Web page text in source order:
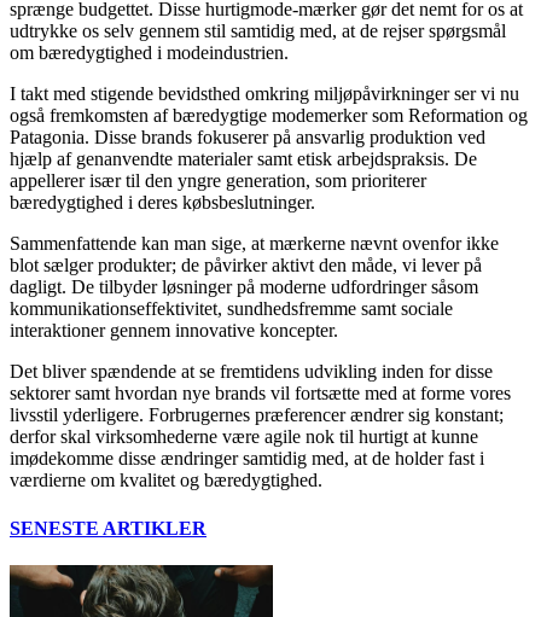
sprænge budgettet. Disse hurtigmode-mærker gør det nemt for os at
udtrykke os selv gennem stil samtidig med, at de rejser spørgsmål
om bæredygtighed i modeindustrien.
I takt med stigende bevidsthed omkring miljøpåvirkninger ser vi nu
også fremkomsten af bæredygtige modemerker som Reformation og
Patagonia. Disse brands fokuserer på ansvarlig produktion ved
hjælp af genanvendte materialer samt etisk arbejdspraksis. De
appellerer især til den yngre generation, som prioriterer
bæredygtighed i deres købsbeslutninger.
Sammenfattende kan man sige, at mærkerne nævnt ovenfor ikke
blot sælger produkter; de påvirker aktivt den måde, vi lever på
dagligt. De tilbyder løsninger på moderne udfordringer såsom
kommunikationseffektivitet, sundhedsfremme samt sociale
interaktioner gennem innovative koncepter.
Det bliver spændende at se fremtidens udvikling inden for disse
sektorer samt hvordan nye brands vil fortsætte med at forme vores
livsstil yderligere. Forbrugernes præferencer ændrer sig konstant;
derfor skal virksomhederne være agile nok til hurtigt at kunne
imødekomme disse ændringer samtidig med, at de holder fast i
værdierne om kvalitet og bæredygtighed.
SENESTE ARTIKLER